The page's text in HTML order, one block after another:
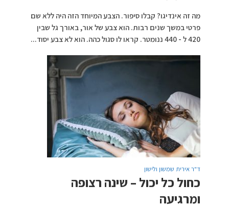
מה זה אינדיגו? קבלו סיפור. הצבע המיוחד הזה היה ללא שם
פרטי במשך שנים רבות. הוא צבע של אור, באורך גל שבין
420 ל - 440 ננומטר. קראו לו סגול כהה. הוא לא צבע יסוד...
ד"ר אירית שמשון ולישון
כחול כל יכול – שינה רצופה
ומרגיעה